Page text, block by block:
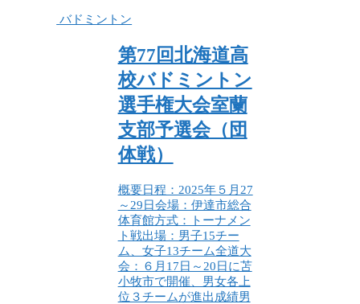
バドミントン
第77回北海道高
校バドミントン
選手権大会室蘭
支部予選会（団
体戦）
概要日程：2025年５月27
～29日会場：伊達市総合
体育館方式：トーナメン
ト戦出場：男子15チー
ム、女子13チーム全道大
会：６月17日～20日に苫
小牧市で開催、男女各上
位３チームが進出成績男